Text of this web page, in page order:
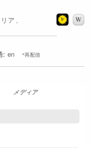
配信終了作品
フォーラム
ア
en
メディア